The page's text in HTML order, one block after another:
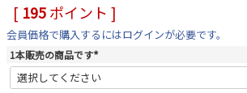
[ 195ポイント ]
会員価格で購入するにはログインが必要です。
1本販売の商品です
(
必
須